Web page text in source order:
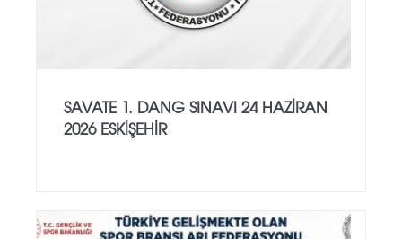
SAVATE 1. DANG SINAVI 24 HAZİRAN
2026 ESKİŞEHİR